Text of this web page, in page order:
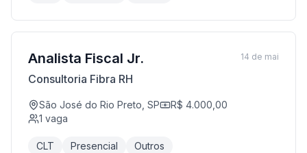
Analista Fiscal Jr.
Consultoria Fibra RH
São José do Rio Preto, SP
R$ 4.000,00
1 vaga
CLT Presencial Outros
14 de mai